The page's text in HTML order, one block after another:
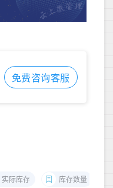
免费咨询客服
实际库存 库存数量